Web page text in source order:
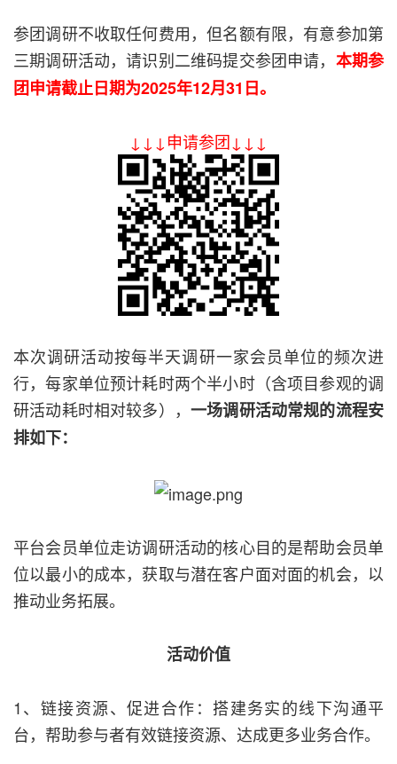
参团调研不收取任何费用，但名额有限，有意参加第
三期调研活动，请识别二维码提交参团申请， 本期参
团申请截止日期为2025年12月31日。
↓↓↓申请参团↓↓↓
本次调研活动按每半天调研一家会员单位的频次进
行，每家单位预计耗时两个半小时（含项目参观的调
研活动耗时相对较多）， 一场调研活动常规的流程安
排如下：
平台会员单位走访调研活动的核心目的是帮助会员单
位以最小的成本，获取与潜在客户面对面的机会，以
推动业务拓展。
活动价值
1、链接资源、促进合作：搭建务实的线下沟通平
台，帮助参与者有效链接资源、达成更多业务合作。